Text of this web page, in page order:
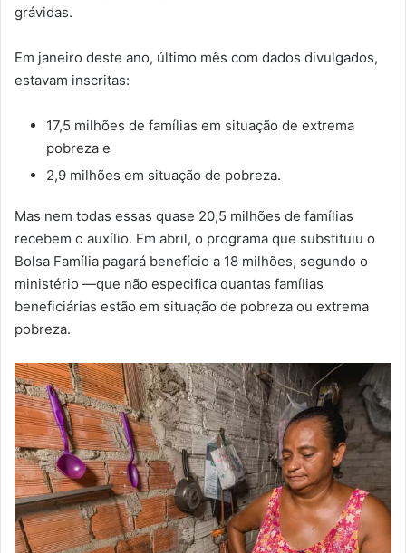
grávidas.
Em janeiro deste ano, último mês com dados divulgados,
estavam inscritas:
17,5 milhões de famílias em situação de extrema
pobreza e
2,9 milhões em situação de pobreza.
Mas nem todas essas quase 20,5 milhões de famílias
recebem o auxílio. Em abril, o programa que substituiu o
Bolsa Família pagará benefício a 18 milhões, segundo o
ministério —que não especifica quantas famílias
beneficiárias estão em situação de pobreza ou extrema
pobreza.